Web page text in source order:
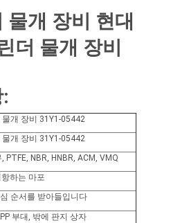
개 장비 현대
더 물개 장비
물개 장비 31Y1-05442
물개 장비 31Y1-05442
, PTFE, NBR, HNBR, ACM, VMQ
하는 마포
순서를 받아들입니다
부대, 밖에 판지 상자